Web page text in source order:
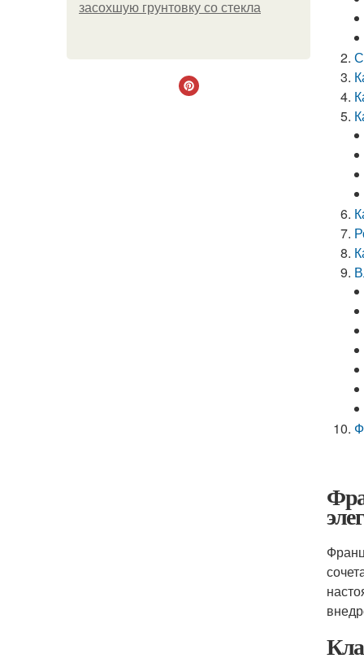
засохшую грунтовку со стекла